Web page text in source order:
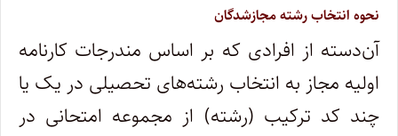
نحوه انتخاب رشته مجازشدگان
آن‌دسته از افرادی که بر اساس مندرجات کارنامه
اولیه مجاز به انتخاب رشته‌های تحصیلی در یک یا
چند کد ترکیب (رشته) از مجموعه امتحانی در